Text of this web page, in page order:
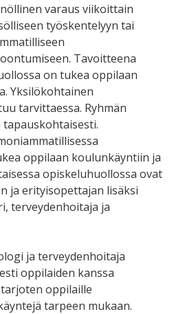
varaus viikoittain
työskentelyyn tai
Tavoitteena
on tukea oppilaan
Yksilökohtainen
tarvittaessa. Ryhmän
oppilaan koulunkäyntiin ja
opiskeluhuollossa ovat
ja erityisopettajan lisäksi
terveydenhoitaja ja
ja terveydenhoitaja
oppilaiden kanssa
oppilaille
tarpeen mukaan.